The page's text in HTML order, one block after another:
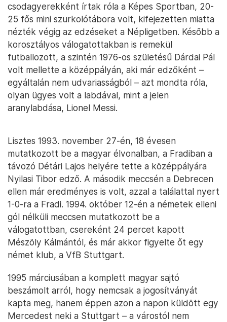
csodagyerekként írtak róla a Képes Sportban, 20-
25 fős mini szurkolótábora volt, kifejezetten miatta
nézték végig az edzéseket a Népligetben. Később a
korosztályos válogatottakban is remekül
futballozott, a szintén 1976-os születésű Dárdai Pál
volt mellette a középpályán, aki már edzőként –
egyáltalán nem udvariasságból – azt mondta róla,
olyan ügyes volt a labdával, mint a jelen
aranylabdása, Lionel Messi.
Lisztes 1993. november 27-én, 18 évesen
mutatkozott be a magyar élvonalban, a Fradiban a
távozó Détári Lajos helyére tette a középpályára
Nyilasi Tibor edző. A második meccsén a Debrecen
ellen már eredményes is volt, azzal a találattal nyert
1-0-ra a Fradi. 1994. október 12-én a németek elleni
gól nélküli meccsen mutatkozott be a
válogatottban, csereként 24 percet kapott
Mészöly Kálmántól, és már akkor figyelte őt egy
német klub, a VfB Stuttgart.
1995 márciusában a komplett magyar sajtó
beszámolt arról, hogy nemcsak a jogosítványát
kapta meg, hanem éppen azon a napon küldött egy
Mercedest neki a Stuttgart – a várostól nem